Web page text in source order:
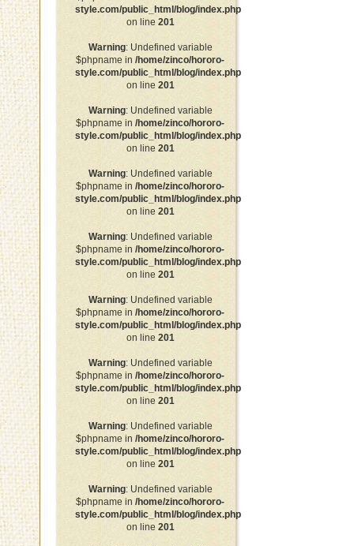
style.com/public_html/blog/index.php
on line 201
Warning: Undefined variable
$phpname in /home/zinco/hororo-
style.com/public_html/blog/index.php
on line 201
Warning: Undefined variable
$phpname in /home/zinco/hororo-
style.com/public_html/blog/index.php
on line 201
Warning: Undefined variable
$phpname in /home/zinco/hororo-
style.com/public_html/blog/index.php
on line 201
Warning: Undefined variable
$phpname in /home/zinco/hororo-
style.com/public_html/blog/index.php
on line 201
Warning: Undefined variable
$phpname in /home/zinco/hororo-
style.com/public_html/blog/index.php
on line 201
Warning: Undefined variable
$phpname in /home/zinco/hororo-
style.com/public_html/blog/index.php
on line 201
Warning: Undefined variable
$phpname in /home/zinco/hororo-
style.com/public_html/blog/index.php
on line 201
Warning: Undefined variable
$phpname in /home/zinco/hororo-
style.com/public_html/blog/index.php
on line 201